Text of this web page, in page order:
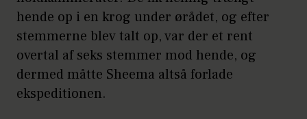
hende op i en krog under ørådet, og efter
stemmerne blev talt op, var der et rent
overtal af seks stemmer mod hende, og
dermed måtte Sheema altså forlade
ekspeditionen.